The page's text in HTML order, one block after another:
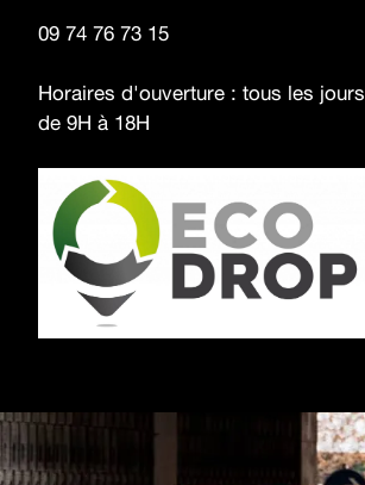
09 74 76 73 15
Horaires d'ouverture : tous les jours
de 9H à 18H